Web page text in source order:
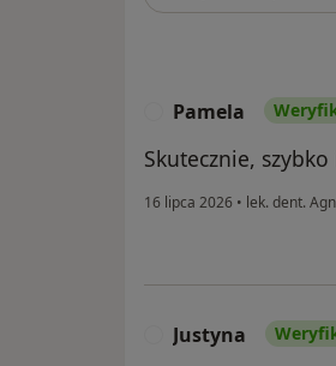
Pamela
Skutecznie,
16 lipca 2026 • lek. dent.
Justyna